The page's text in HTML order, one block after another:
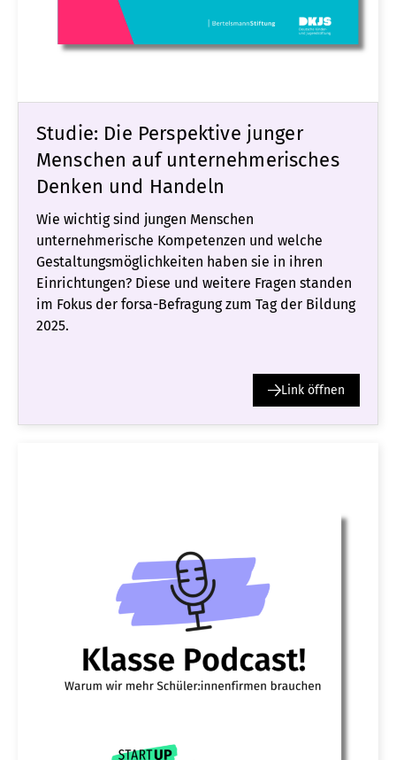
Studie: Die Perspektive junger
Menschen auf unternehmerisches
Denken und Handeln
Wie wichtig sind jungen Menschen
unternehmerische Kompetenzen und welche
Gestaltungsmöglichkeiten haben sie in ihren
Einrichtungen? Diese und weitere Fragen standen
im Fokus der forsa-Befragung zum Tag der Bildung
2025.
Link öffnen